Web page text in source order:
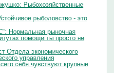
Рыбохозяйственные
рыболовство - это
Нормальная рыночная
помощи ты просто не
Отдела экономического
управления
себя чувствуют крупные